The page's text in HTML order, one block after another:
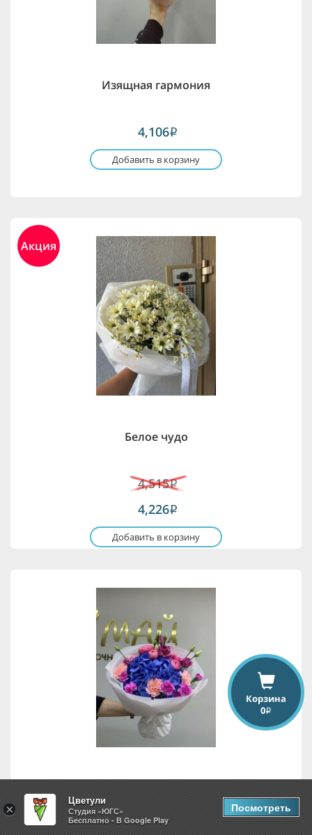
Изящная гармония
4,106i
Добавить в корзину
Акция
Белое чудо
4,515i
4,226i
Добавить в корзину
Сияние нежности
Корзина
0i
×
Цветули
Студия «ЮГС»
Бесплатно - В Google Play
Посмотреть